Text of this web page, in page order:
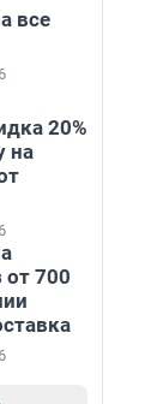
все
20%
на
от 700